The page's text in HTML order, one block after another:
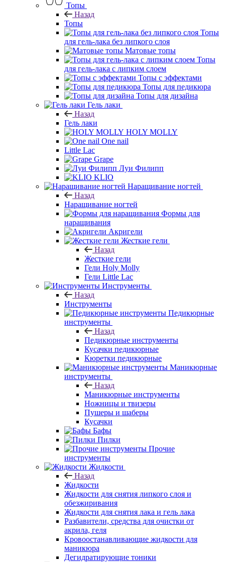
Топы
Назад
Топы
Топы
для гель-лака без липкого слоя
Матовые топы
Топы
для гель-лака с липким слоем
Топы с эффектами
Топы для педикюра
Топы для дизайна
Гель лаки
Назад
Гель лаки
HOLY MOLLY
One nail
Little Lac
Grape
Луи Филипп
KLIO
Наращивание ногтей
Назад
Наращивание ногтей
Формы для
наращивания
Акригели
Жесткие гели
Назад
Жесткие гели
Гели Holy Molly
Гели Little Lac
Инструменты
Назад
Инструменты
Педикюрные
инструменты
Назад
Педикюрные инструменты
Кусачки педикюрные
Кюретки педикюрные
Маникюрные
инструменты
Назад
Маникюрные инструменты
Ножницы и твизеры
Пушеры и шаберы
Кусачки
Бафы
Пилки
Прочие
инструменты
Жидкости
Назад
Жидкости
Жидкости для снятия липкого слоя и
обезжиривания
Жидкости для снятия лака и гель лака
Разбавители, средства для очистки от
акрила, геля
Кровоостанавливающие жидкости для
маникюра
Дегидратирующие тоники